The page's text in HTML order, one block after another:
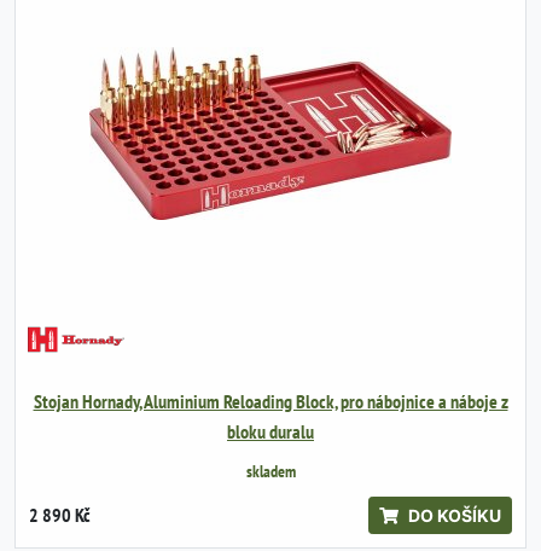
Stojan Hornady, Aluminium Reloading Block, pro nábojnice a náboje z
bloku duralu
skladem
2 890 Kč DO KOŠÍKU